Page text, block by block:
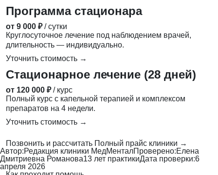
Программа стационара
от 9 000 ₽ / сутки
Круглосуточное лечение под наблюдением врачей,
длительность — индивидуально.
Уточнить стоимость →
Стационарное лечение (28 дней)
от 120 000 ₽ / курс
Полный курс с капельной терапией и комплексом
препаратов на 4 недели.
Уточнить стоимость →
Позвонить и рассчитать Полный прайс клиники →
Автор:Редакция клиники МедМенталПроверено:Елена
Дмитриевна Романова13 лет практикиДата проверки:6
апреля 2026